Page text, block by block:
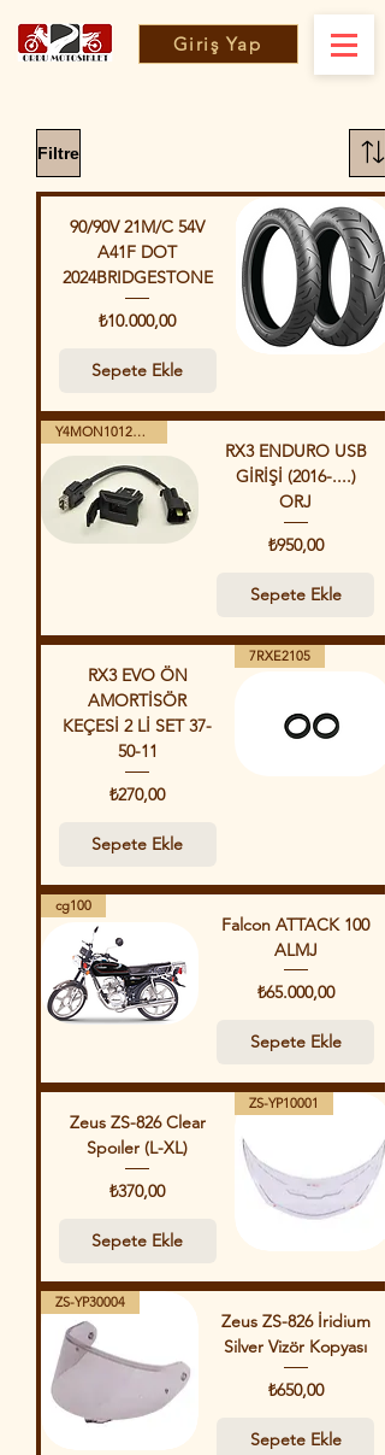
Giriş Yap
Filtre
90/90V 21M/C 54V
A41F DOT
2024BRIDGESTONE
Fiyat
₺10.000,00
Sepete Ekle
Y4MON1012B0171
RX3 ENDURO USB
GİRİŞİ (2016-....)
ORJ
Fiyat
₺950,00
Sepete Ekle
7RXE2105
RX3 EVO ÖN
AMORTİSÖR
KEÇESİ 2 Lİ SET 37-
50-11
Fiyat
₺270,00
Sepete Ekle
cg100
Falcon ATTACK 100
ALMJ
Fiyat
₺65.000,00
Sepete Ekle
ZS-YP10001
Zeus ZS-826 Clear
Spoıler (L-XL)
Fiyat
₺370,00
Sepete Ekle
ZS-YP30004
Zeus ZS-826 İridium
Silver Vizör Kopyası
Fiyat
₺650,00
Sepete Ekle